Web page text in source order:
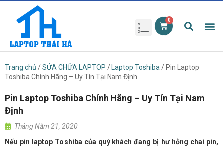
Trang chủ /SỬA CHỮA LAPTOP / Laptop Toshiba / Pin Laptop
Toshiba Chính Hãng – Uy Tín Tại Nam Định
Pin Laptop Toshiba Chính Hãng – Uy Tín Tại Nam
Định
Tháng Năm 21, 2020
Nếu pin laptop Toshiba của quý khách đang bị hư hỏng chai pin,